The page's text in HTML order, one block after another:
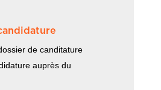
de canditature
auprès du